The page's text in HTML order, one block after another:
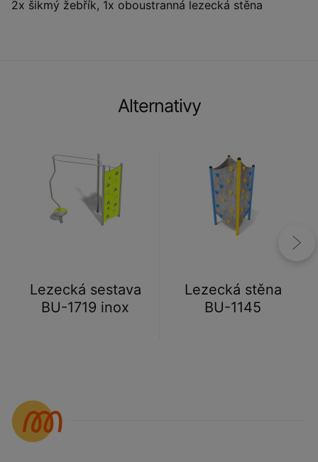
2x šikmý žebřík, 1x oboustranná lezecká stěna
Alternativy
Lezecká sestava
BU-1719 inox
Lezecká stěna
BU-1145